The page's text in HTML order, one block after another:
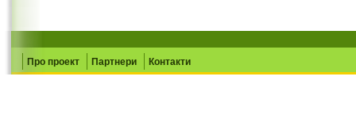
Про проект Партнери Контакти